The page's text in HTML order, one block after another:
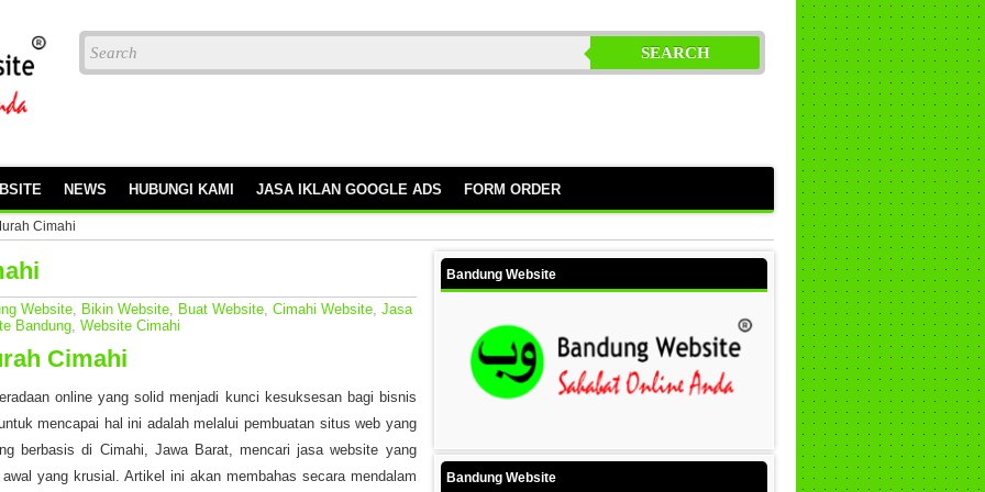
SEARCH
NEWS HUBUNGI KAMI JASA IKLAN GOOGLE ADS FORM ORDER
Cimahi
Website Bikin Website Buat Website Cimahi Website Jasa
Bandung Website Cimahi
Cimahi
online yang solid menjadi kunci kesuksesan bagi bisnis
mencapai hal ini adalah melalui pembuatan situs web yang
berbasis di Cimahi, Jawa Barat, mencari jasa website yang
yang krusial. Artikel ini akan membahas secara mendalam
Bandung Website
Bandung Website